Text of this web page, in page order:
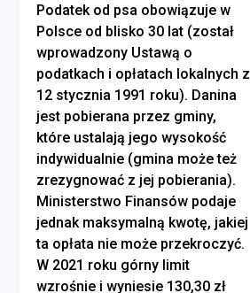
Podatek od psa obowiązuje w
Polsce od blisko 30 lat (został
wprowadzony Ustawą o
podatkach i opłatach lokalnych z
12 stycznia 1991 roku). Danina
jest pobierana przez gminy,
które ustalają jego wysokość
indywidualnie (gmina może też
zrezygnować z jej pobierania).
Ministerstwo Finansów podaje
jednak maksymalną kwotę, jakiej
ta opłata nie może przekroczyć.
W 2021 roku górny limit
wzrośnie i wyniesie 130,30 zł